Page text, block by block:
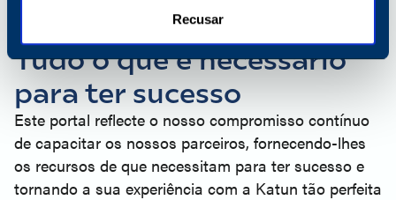
Recusar
AJUDAR A IMPULSIONAR O SEU NEGÓCIO
Tudo o que é necessário
para ter sucesso
Este portal reflecte o nosso compromisso contínuo
de capacitar os nossos parceiros, fornecendo-lhes
os recursos de que necessitam para ter sucesso e
tornando a sua experiência com a Katun tão perfeita